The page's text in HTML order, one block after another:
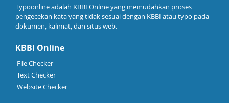
Typoonline adalah KBBI Online yang memudahkan proses
pengecekan kata yang tidak sesuai dengan KBBI atau typo pada
dokumen, kalimat, dan situs web.
KBBI Online
File Checker
Text Checker
Website Checker